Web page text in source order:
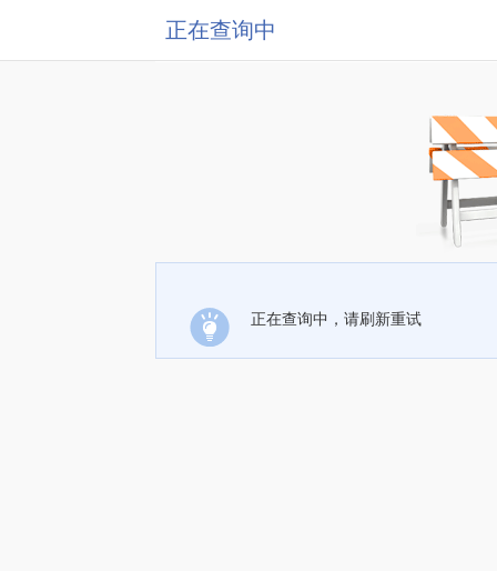
正在查询中
正在查询中，请刷新重试